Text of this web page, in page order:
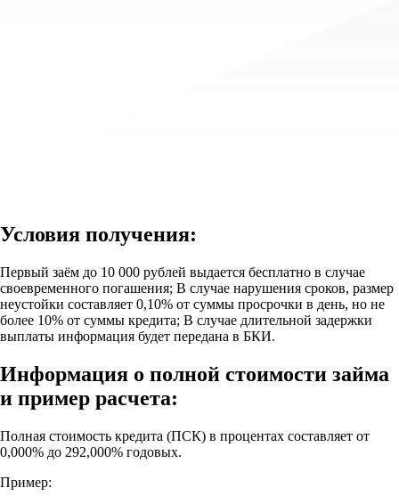
Условия получения:
Первый заём до 10 000 рублей выдается бесплатно в случае
своевременного погашения; В случае нарушения сроков, размер
неустойки составляет 0,10% от суммы просрочки в день, но не
более 10% от суммы кредита; В случае длительной задержки
выплаты информация будет передана в БКИ.
Информация о полной стоимости займа
и пример расчета:
Полная стоимость кредита (ПСК) в процентах составляет от
0,000% до 292,000% годовых.
Пример: